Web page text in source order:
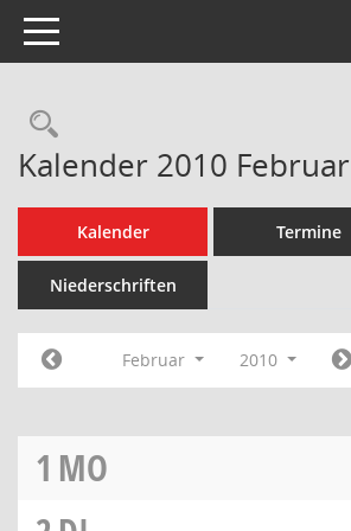
Toggle navigation
Rechercheauswahl
Kalender 2010 Februar
Kalender Termine
Niederschriften
Februar 2010
1 MO